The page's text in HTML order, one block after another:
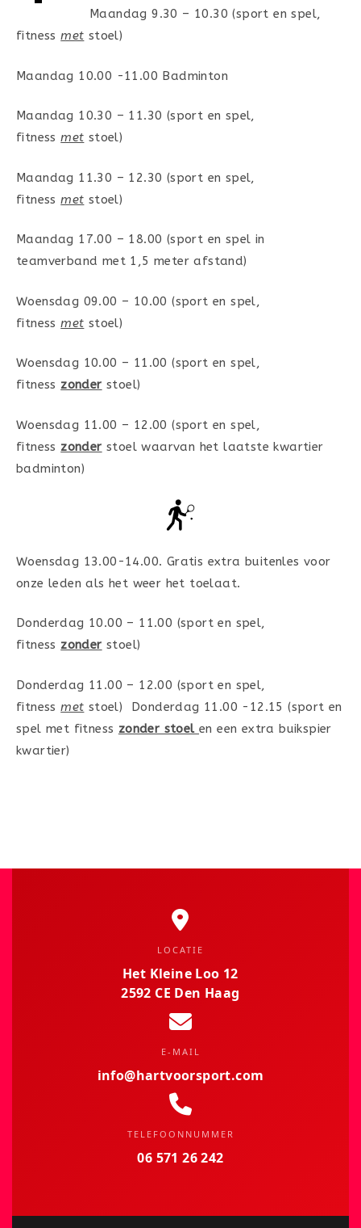
Maandag 9.30 – 10.30 (sport en spel,
fitnessmet stoel)
Maandag 10.00 -11.00 Badminton
Maandag 10.30 – 11.30 (sport en spel,
fitnessmet stoel)
Maandag 11.30 – 12.30 (sport en spel,
fitnessmet stoel)
Maandag 17.00 – 18.00 (sport en spel in
teamverband met 1,5 meter afstand)
Woensdag 09.00 – 10.00 (sport en spel,
fitnessmet stoel)
Woensdag 10.00 – 11.00 (sport en spel,
fitness zonder stoel)
Woensdag 11.00 – 12.00 (sport en spel,
fitness zonder stoel waarvan het laatste kwartier
badminton)
Woensdag 13.00-14.00. Gratis extra buitenles voor
onze leden als het weer het toelaat.
Donderdag 10.00 – 11.00 (sport en spel,
fitness zonder stoel)
Donderdag 11.00 – 12.00 (sport en spel,
fitnessmet stoel) Donderdag 11.00 -12.15 (sport en
spel met fitness zonder stoelen een extra buikspier
kwartier)
LOCATIE
Het Kleine Loo 12
2592 CE Den Haag
E-MAIL
info@hartvoorsport.com
TELEFOONNUMMER
06 571 26 242